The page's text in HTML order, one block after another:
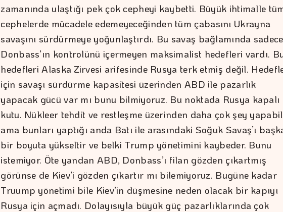
zamanında ulaştığı pek çok cepheyi kaybetti. Büyük ihtimalle
cephelerde mücadele edemeyeceğinden tüm çabasını Ukrayna
savaşını sürdürmeye yoğunlaştırdı. Bu savaş bağlamında sadece
Donbass’ın kontrolünü içermeyen maksimalist hedefleri vardı.
hedefleri Alaska Zirvesi arifesinde Rusya terk etmiş değil.
için savaşı sürdürme kapasitesi üzerinden ABD ile pazarlık
yapacak gücü var mı bunu bilmiyoruz. Bu noktada Rusya
kutu. Nükleer tehdit ve restleşme üzerinden daha çok şey
ama bunları yaptığı anda Batı ile arasındaki Soğuk Savaş’ı
bir boyuta yükseltir ve belki Trump yönetimini kaybeder. Bunu
istemiyor. Öte yandan ABD, Donbass’ı filan gözden çıkartmış
görünse de Kiev’i gözden çıkartır mı bilemiyoruz. Bugüne kadar
Truump yönetimi bile Kiev’in düşmesine neden olacak bir kapıyı
Rusya için açmadı. Dolayısıyla büyük güç pazarlıklarında çok